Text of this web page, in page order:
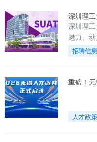
深圳理
深圳理工
魅力、
30日由
技术研究
流新型研
招聘信息
重磅！
人才政策